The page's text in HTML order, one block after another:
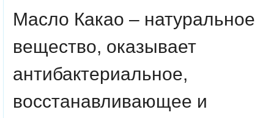
Масло Какао – натуральное
вещество, оказывает
антибактериальное,
восстанавливающее и